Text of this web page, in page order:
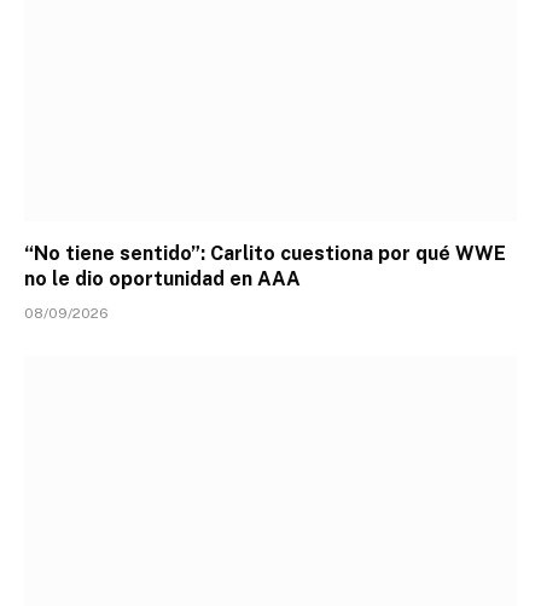
“No tiene sentido”: Carlito cuestiona por qué WWE
no le dio oportunidad en AAA
08/09/2026